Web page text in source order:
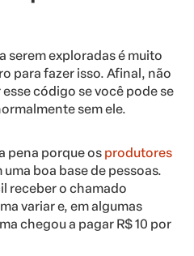
serem exploradas é muito
para fazer isso. Afinal, não
código se você pode se
sem ele.
pena porque os produtores
boa base de pessoas.
receber o chamado
variar e, em algumas
chegou a pagar R$ 10 por